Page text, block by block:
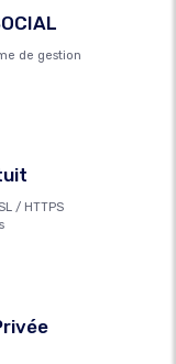
de gestion
/ HTTPS